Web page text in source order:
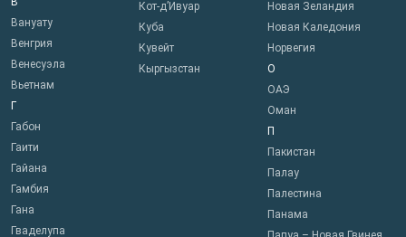
Вануату
Венгрия
Венесуэла
Вьетнам
Г
Габон
Гаити
Гайана
Гамбия
Гана
Гваделупа
Кот-д’Ивуар
Куба
Кувейт
Кыргызстан
Новая Зеландия
Новая Каледония
Норвегия
О
ОАЭ
Оман
П
Пакистан
Палау
Палестина
Панама